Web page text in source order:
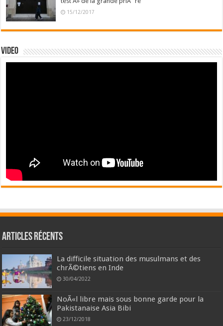
15/12/2017
Video
Articles récents
La difficile situation des musulmans et des
chrÃ©tiens en Inde
30/04/2022
NoÃ«l libre mais sous bonne garde pour la
Pakistanaise Asia Bibi
23/12/2018